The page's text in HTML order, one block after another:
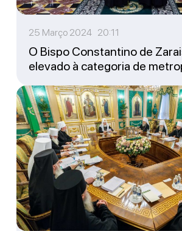
25 Março 2024 20:11
O Bispo Constantino de
elevado à categoria de